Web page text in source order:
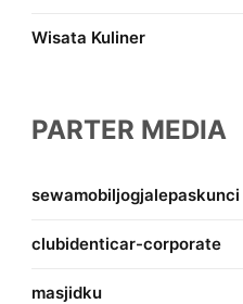
Wisata Kuliner
PARTER MEDIA
sewamobiljogjalepaskunci
clubidenticar-corporate
masjidku